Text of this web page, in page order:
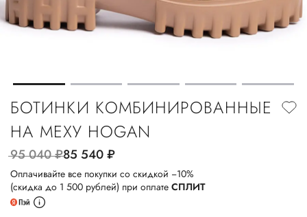
БОТИНКИ КОМБИНИРОВАННЫЕ
НА МЕХУ HOGAN
95 040руб.85 540руб.
Оплачивайте все покупки со скидкой −10%
(скидка до 1 500 рублей) при оплате СПЛИТ